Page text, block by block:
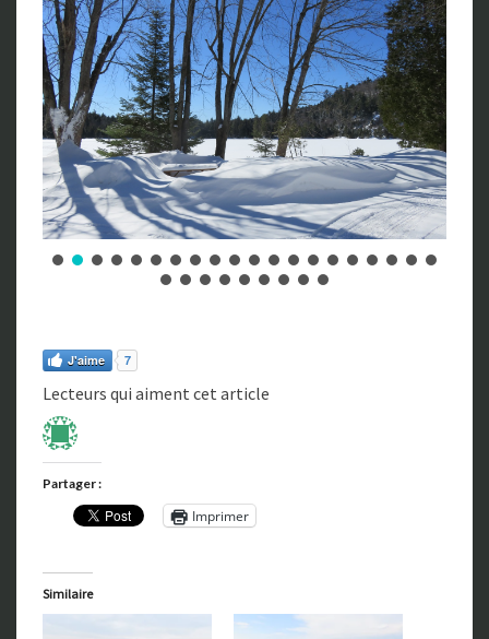
J'aime 7
Lecteurs qui aiment cet article
Partager :
Imprimer
Similaire